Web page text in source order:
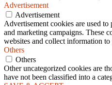
Advertisement
Advertisement
Advertisement cookies are used
and marketing campaigns. These
websites and collect information
Others
Others
Other uncategorized cookies are
have not been classified into a